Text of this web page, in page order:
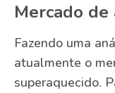
Mercado
Fazendo uma
atualmente o
superaquecido.